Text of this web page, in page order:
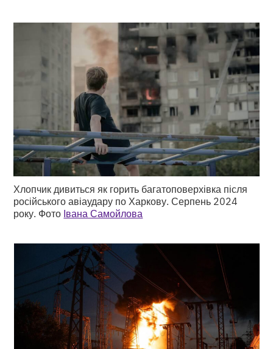
Хлопчик дивиться як горить багатоповерхівка після
російського авіаудару по Харкову. Серпень 2024
року. Фото Івана Самойлова